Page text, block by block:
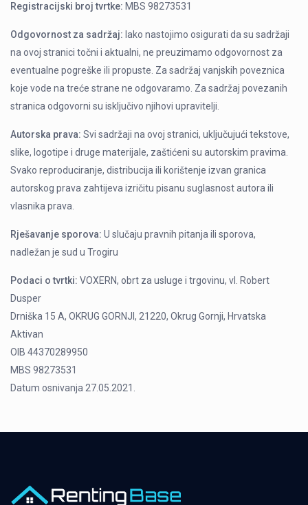
Registracijski broj tvrtke: MBS 98273531
Odgovornost za sadržaj: Iako nastojimo osigurati da su sadržaji
na ovoj stranici točni i aktualni, ne preuzimamo odgovornost za
eventualne pogreške ili propuste. Za sadržaj vanjskih poveznica
koje vode na treće strane ne odgovaramo. Za sadržaj povezanih
stranica odgovorni su isključivo njihovi upravitelji.
Autorska prava: Svi sadržaji na ovoj stranici, uključujući tekstove,
slike, logotipe i druge materijale, zaštićeni su autorskim pravima.
Svako reproduciranje, distribucija ili korištenje izvan granica
autorskog prava zahtijeva izričitu pisanu suglasnost autora ili
vlasnika prava.
Rješavanje sporova: U slučaju pravnih pitanja ili sporova,
nadležan je sud u Trogiru
Podaci o tvrtki: VOXERN, obrt za usluge i trgovinu, vl. Robert
Dusper
Drniška 15 A, OKRUG GORNJI, 21220, Okrug Gornji, Hrvatska
Aktivan
OIB 44370289950
MBS 98273531
Datum osnivanja 27.05.2021.